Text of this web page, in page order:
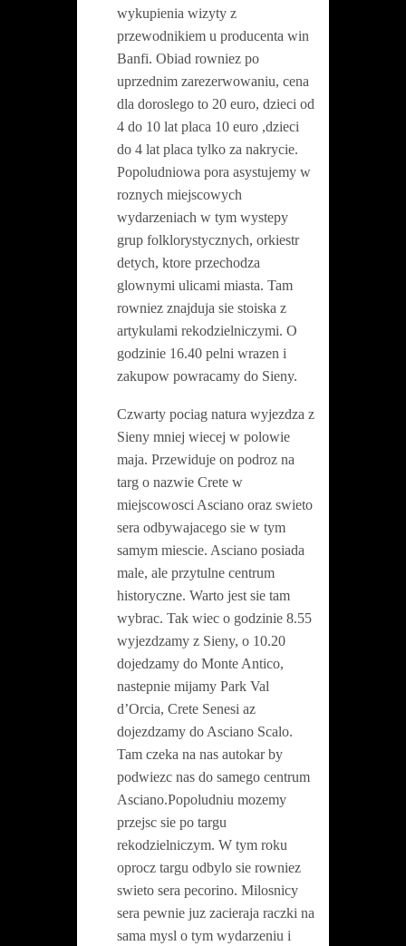
wykupienia wizyty z
przewodnikiem u producenta win
Banfi. Obiad rowniez po
uprzednim zarezerwowaniu, cena
dla doroslego to 20 euro, dzieci od
4 do 10 lat placa 10 euro ,dzieci
do 4 lat placa tylko za nakrycie.
Popoludniowa pora asystujemy w
roznych miejscowych
wydarzeniach w tym wystepy
grup folklorystycznych, orkiestr
detych, ktore przechodza
glownymi ulicami miasta. Tam
rowniez znajduja sie stoiska z
artykulami rekodzielniczymi. O
godzinie 16.40 pelni wrazen i
zakupow powracamy do Sieny.
Czwarty pociag natura wyjezdza z
Sieny mniej wiecej w polowie
maja. Przewiduje on podroz na
targ o nazwie Crete w
miejscowosci Asciano oraz swieto
sera odbywajacego sie w tym
samym miescie. Asciano posiada
male, ale przytulne centrum
historyczne. Warto jest sie tam
wybrac. Tak wiec o godzinie 8.55
wyjezdzamy z Sieny, o 10.20
dojedzamy do Monte Antico,
nastepnie mijamy Park Val
d’Orcia, Crete Senesi az
dojezdzamy do Asciano Scalo.
Tam czeka na nas autokar by
podwiezc nas do samego centrum
Asciano.Popoludniu mozemy
przejsc sie po targu
rekodzielniczym. W tym roku
oprocz targu odbylo sie rowniez
swieto sera pecorino. Milosnicy
sera pewnie juz zacieraja raczki na
sama mysl o tym wydarzeniu i